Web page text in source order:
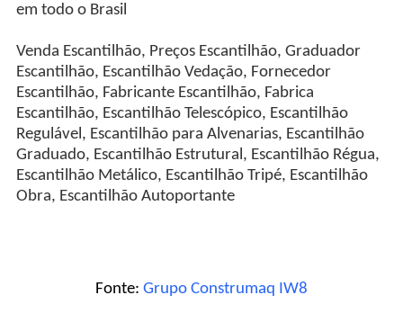
em todo o Brasil
Venda Escantilhão, Preços Escantilhão, Graduador
Escantilhão, Escantilhão Vedação, Fornecedor
Escantilhão, Fabricante Escantilhão, Fabrica
Escantilhão, Escantilhão Telescópico, Escantilhão
Regulável, Escantilhão para Alvenarias, Escantilhão
Graduado, Escantilhão Estrutural, Escantilhão Régua,
Escantilhão Metálico, Escantilhão Tripé, Escantilhão
Obra, Escantilhão Autoportante
Fonte: Grupo Construmaq IW8